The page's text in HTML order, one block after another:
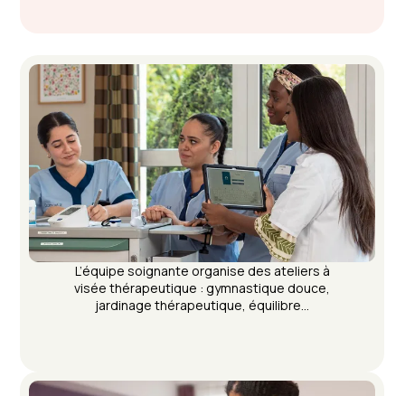
L’équipe soignante organise des ateliers à
visée thérapeutique : gymnastique douce,
jardinage thérapeutique, équilibre…